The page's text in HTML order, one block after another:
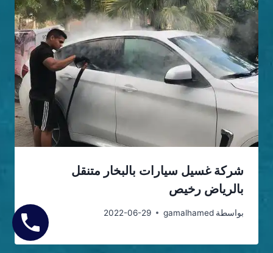
شركة غسيل سيارات بالبخار متنقل
بالرياض رخيص
بواسطة gamalhamed
2022-06-29